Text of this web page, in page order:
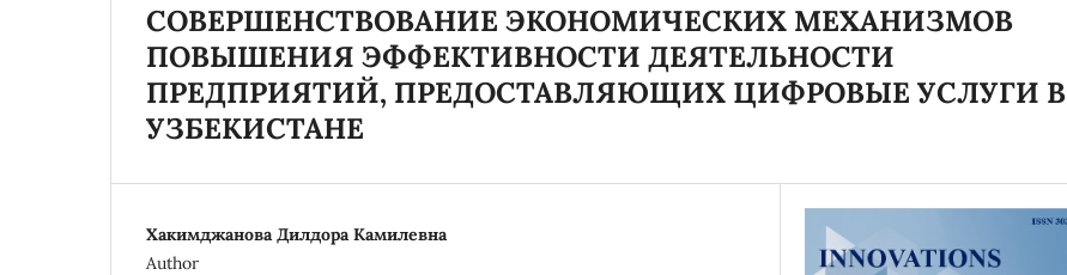
СОВЕРШЕНСТВОВАНИЕ ЭКОНОМИЧЕСКИХ МЕХАНИЗМОВ
ПОВЫШЕНИЯ ЭФФЕКТИВНОСТИ ДЕЯТЕЛЬНОСТИ
ПРЕДПРИЯТИЙ, ПРЕДОСТАВЛЯЮЩИХ ЦИФРОВЫЕ УСЛУГИ В
УЗБЕКИСТАНЕ
Хакимджанова Дилдора Камилевна
Author